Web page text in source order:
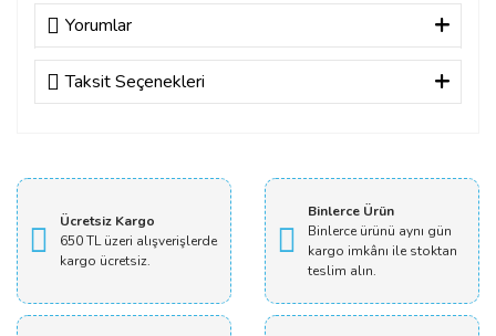
Yorumlar
Bu ürüne ilk yorumu siz yapın!
Taksit Seçenekleri
Ücretsiz Kargo
650 TL üzeri alışverişlerde
kargo ücretsiz.
Binlerce Ürün
Binlerce ürünü aynı gün
kargo imkânı ile stoktan
teslim alın.